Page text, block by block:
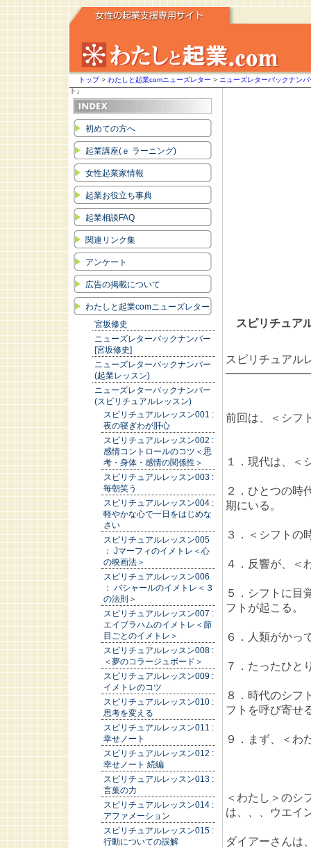
トップ> わたしと起業comニューズレター > ニューズレターバックナン
ト』
スピリチュア
スピリチュアル
前回は、＜シフ
１．現代は、＜
２．ひとつの時
期にいる。
３．＜シフトの
４．反響が、＜
５．シフトに目
フトが起こる。
６．人類がかっ
７．たったひと
８．時代のシフ
フトを呼び寄せ
９．まず、＜わ
＜わたし＞のシ
は、、、ウエイ
ダイアーさんは
初めての方へ
起業講座(ｅ ラーニング)
女性起業家情報
起業お役立ち事典
起業相談FAQ
関連リンク集
アンケート
広告の掲載について
わたしと起業comニューズレター
宮坂修史
ニューズレターバックナンバー
[宮坂修史]
ニューズレターバックナンバー
(起業レッスン)
ニューズレターバックナンバー
(スピリチュアルレッスン)
スピリチュアルレッスン001 :
夜の寝ぎわが肝心
スピリチュアルレッスン002 :
感情コントロールのコツ＜思
考・身体・感情の関係性＞
スピリチュアルレッスン003 :
毎朝笑う
スピリチュアルレッスン004 :
軽やかな心で一日をはじめな
さい
スピリチュアルレッスン005
： Jマーフィのイメトレ＜心
の映画法＞
スピリチュアルレッスン006
： バシャールのイメトレ＜３
の法則＞
スピリチュアルレッスン007 :
エイブラハムのイメトレ＜節
目ごとのイメトレ＞
スピリチュアルレッスン008 :
＜夢のコラージュボード＞
スピリチュアルレッスン009 :
イメトレのコツ
スピリチュアルレッスン010 :
思考を変える
スピリチュアルレッスン011 :
幸せノート
スピリチュアルレッスン012 :
幸せノート 続編
スピリチュアルレッスン013 :
言葉の力
スピリチュアルレッスン014 :
アファメーション
スピリチュアルレッスン015 :
行動についての誤解